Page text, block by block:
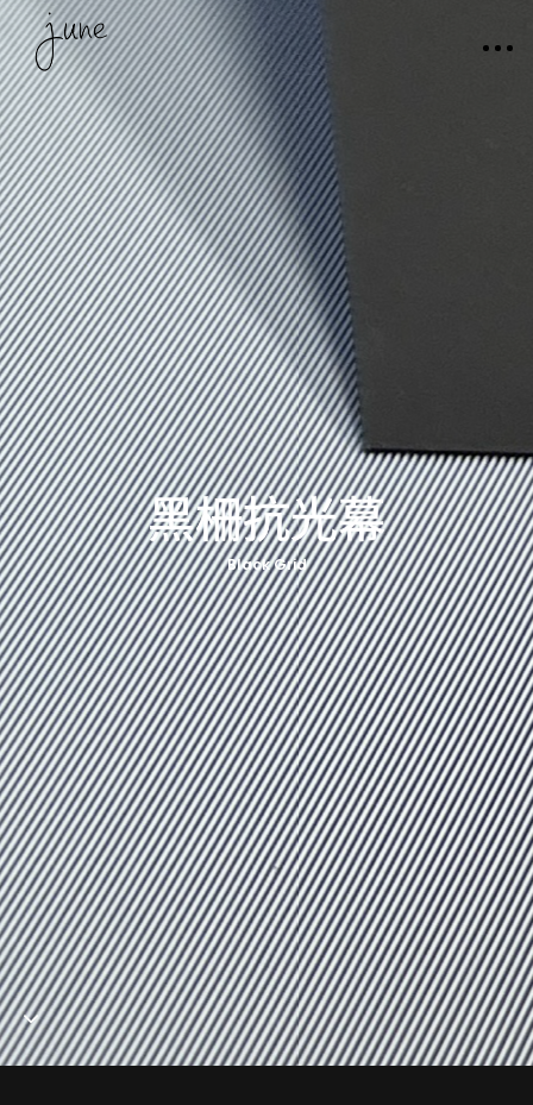
產品選購
型錄總覽
幕面材質
關於我們
聯絡方式
黑柵抗光幕
Black Grid